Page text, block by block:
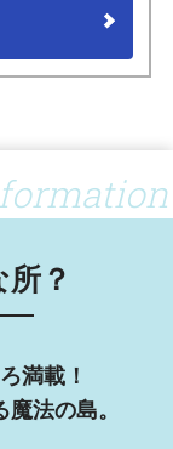
？
満載！
法の島。